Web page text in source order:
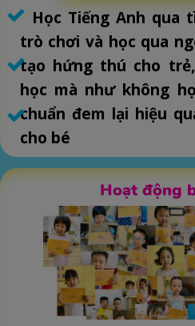
Học Tiếng Anh qua
trò chơi và học qua
tạo hứng thú cho
học mà như không
chuẩn đem lại hiệu
cho bé
Hoạt động